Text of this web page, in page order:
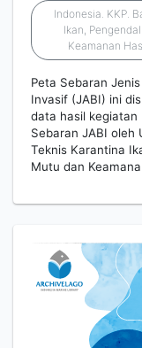
Indonesia. KKP.
Ikan,
Keamanan
Peta Sebaran
Invasif (JABI) ini
data hasil kegiatan
Sebaran JABI oleh
Teknis Karantina
Mutu dan